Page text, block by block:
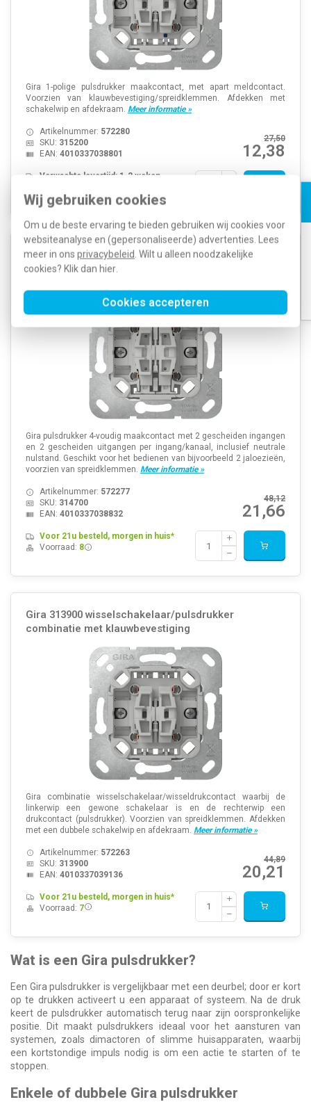
Wij gebruiken cookies
Om u de beste ervaring te bieden gebruiken wij cookies voor
websiteanalyse en (gepersonaliseerde) advertenties. Lees
meer in ons privacybeleid . Wilt u alleen noodzakelijke
cookies? Klik dan hier
Cookies accepteren
Gira 1-polige pulsdrukker maakcontact, met apart meldcontact.
Voorzien van klauwbevestiging/spreidklemmen. Afdekken met
schakelwip en afdekraam. Meer informatie »
27,50
12,38
Artikelnummer: 572280
SKU: 315200
EAN: 4010337038801
Verwachte levertijd: 1-2 weken
Gira 314700 drukcontact maakcontact 4-voudig met
klauwbevestiging
Gira pulsdrukker 4-voudig maakcontact met 2 gescheiden ingangen
en 2 gescheiden uitgangen per ingang/kanaal, inclusief neutrale
nulstand. Geschikt voor het bedienen van bijvoorbeeld 2 jaloezieën,
voorzien van spreidklemmen. Meer informatie »
48,12
21,66
Artikelnummer: 572277
SKU: 314700
EAN: 4010337038832
Voor 21u besteld, morgen in huis*
Voorraad: 8
Gira 313900 wisselschakelaar/pulsdrukker
combinatie met klauwbevestiging
Gira combinatie wisselschakelaar/wisseldrukcontact waarbij de
linkerwip een gewone schakelaar is en de rechterwip een
drukcontact (pulsdrukker). Voorzien van spreidklemmen. Afdekken
met een dubbele schakelwip en afdekraam. Meer informatie »
44,89
20,21
Artikelnummer: 572263
SKU: 313900
EAN: 4010337039136
Voor 21u besteld, morgen in huis*
Voorraad: 7
Wat is een Gira pulsdrukker?
Een Gira pulsdrukker is vergelijkbaar met een deurbel; door er kort
op te drukken activeert u een apparaat of systeem. Na de druk
keert de pulsdrukker automatisch terug naar zijn oorspronkelijke
positie. Dit maakt pulsdrukkers ideaal voor het aansturen van
systemen, zoals dimactoren of slimme huisapparaten, waarbij
een kortstondige impuls nodig is om een actie te starten of te
stoppen.
Enkele of dubbele Gira pulsdrukker